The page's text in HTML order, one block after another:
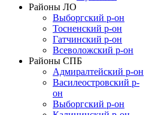
Районы ЛО
Выборгский р-он
Тосненский р-он
Гатчинский р-он
Всеволожский р-он
Районы СПБ
Адмиралтейский р-он
Василеостровский р-
он
Выборгский р-он